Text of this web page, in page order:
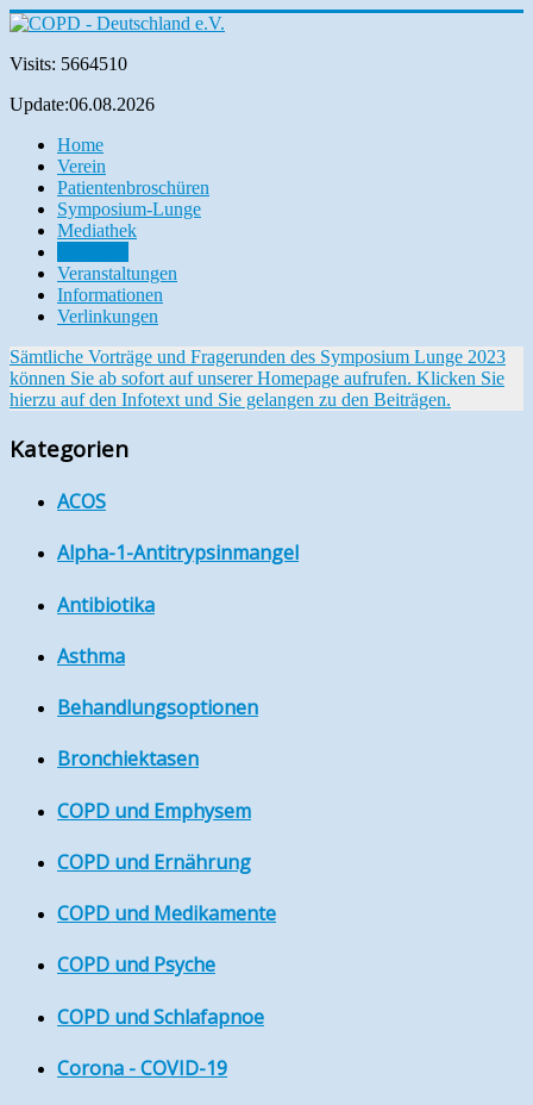
Visits: 5664510
Update:06.08.2026
Home
Verein
Patientenbroschüren
Symposium-Lunge
Mediathek
Veranstaltungen
Informationen
Verlinkungen
Sämtliche Vorträge und Fragerunden des Symposium Lunge 2023
können Sie ab sofort auf unserer Homepage aufrufen. Klicken Sie
hierzu auf den Infotext und Sie gelangen zu den Beiträgen.
Kategorien
ACOS
Alpha-1-Antitrypsinmangel
Antibiotika
Asthma
Behandlungsoptionen
Bronchiektasen
COPD und Emphysem
COPD und Ernährung
COPD und Medikamente
COPD und Psyche
COPD und Schlafapnoe
Corona - COVID-19